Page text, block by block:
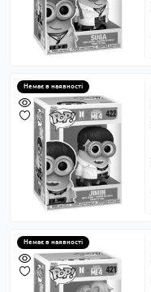
Немає в наявності
Немає в наявності